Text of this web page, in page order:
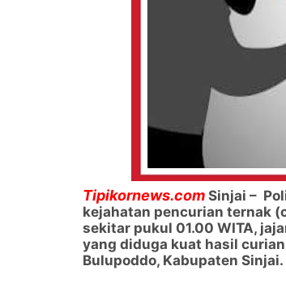
Tipikornews.com Sinjai –
kejahatan pencurian ternak
sekitar pukul 01.00 WITA,
yang diduga kuat hasil
Bulupoddo, Kabupaten Sinjai.